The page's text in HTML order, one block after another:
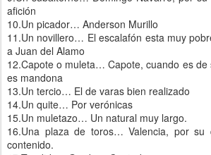
afición
10.Un picador… Anderson Murillo
11.Un novillero… El escalafón esta muy
a Juan del Alamo
12.Capote o muleta… Capote, cuando es de
es mandona
13.Un tercio… El de varas bien realizado
14.Un quite… Por verónicas
15.Un muletazo… Un natural muy largo.
16.Una plaza de toros… Valencia, por su
contenido.